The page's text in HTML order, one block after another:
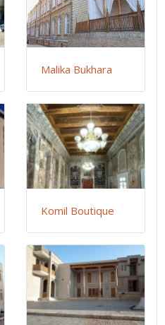
Malika Bukhara
Komil Boutique